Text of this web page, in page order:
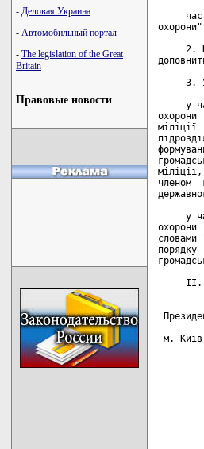
- Деловая Украина
- Автомобильный портал
- The legislation of the Great
Britain
Правовые новости
2.
3.
у
охорони
членом
у
охорони
словами
м.